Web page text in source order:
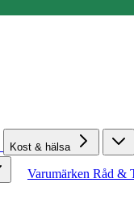
Kost & hälsa
Varumärken Råd &